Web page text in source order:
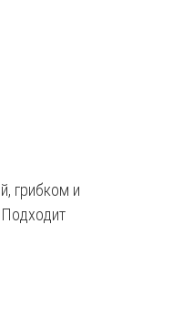
грибком и